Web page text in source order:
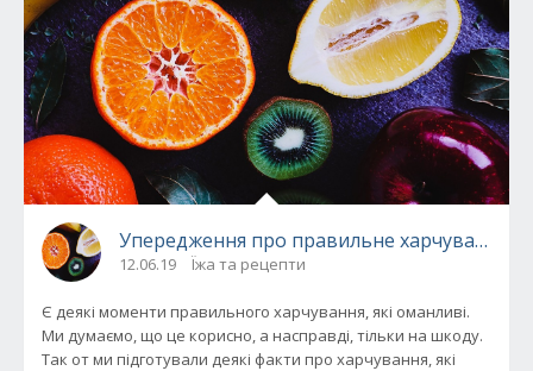
Упередження про правильне харчування,
12.06.19 Їжа та рецепти
Є деякі моменти правильного харчування, які оманливі.
Ми думаємо, що це корисно, а насправді, тільки на шкоду.
Так от ми підготували деякі факти про харчування, які